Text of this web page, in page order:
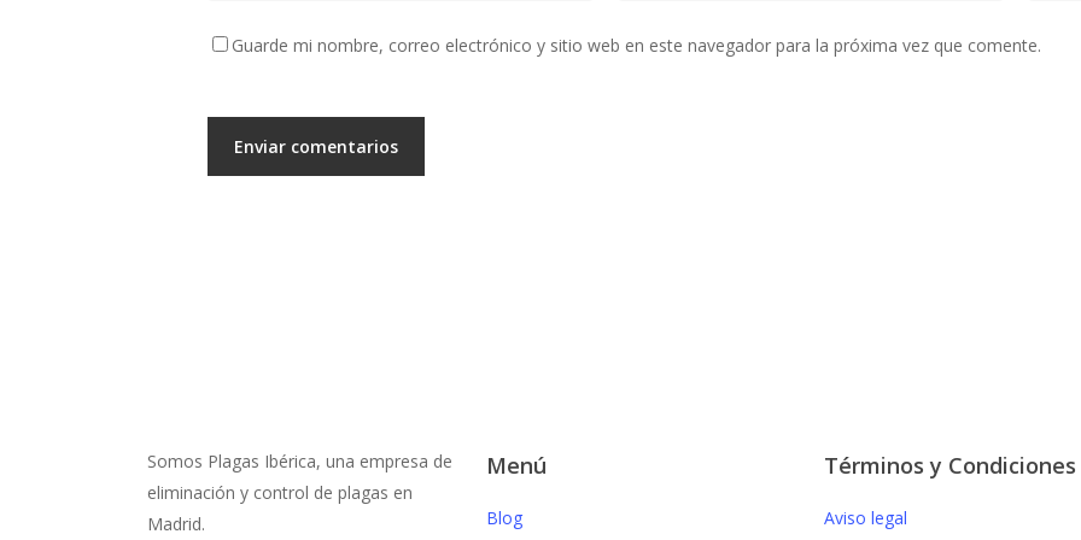
Guarde mi nombre, correo electrónico y sitio web en este navegador para la próxima vez que comente.
Somos Plagas Ibérica, una empresa de
eliminación y control de plagas en
Madrid.
Menú
Blog
Términos y Condiciones
Aviso legal